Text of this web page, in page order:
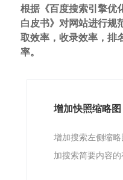
根据《百度搜索引擎优
白皮书》对网站进行规
取效率，收录效率，排
率。
增加快照缩略图
增加搜索左侧缩
加搜索简要内容